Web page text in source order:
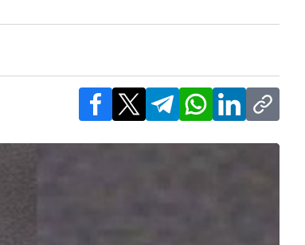
Facebook
X TelegramWhatsApp
LinkedInCopy